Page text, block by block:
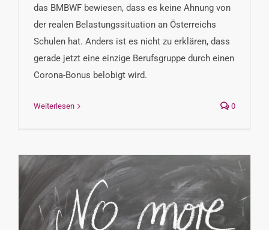
das BMBWF bewiesen, dass es keine Ahnung von
der realen Belastungssituation an Österreichs
Schulen hat. Anders ist es nicht zu erklären, dass
gerade jetzt eine einzige Berufsgruppe durch einen
Corona-Bonus belobigt wird.
Weiterlesen 0